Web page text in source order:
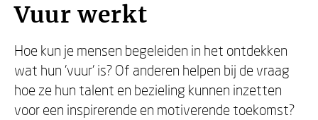
Vuur werkt
Hoe kun je mensen begeleiden in het ontdekken
wat hun 'vuur' is? Of anderen helpen bij de vraag
hoe ze hun talent en bezieling kunnen inzetten
voor een inspirerende en motiverende toekomst?